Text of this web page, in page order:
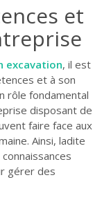
et
excavation, il est
et à son
rôle fondamental
disposant de
faire face aux
Ainsi, ladite
gérer des